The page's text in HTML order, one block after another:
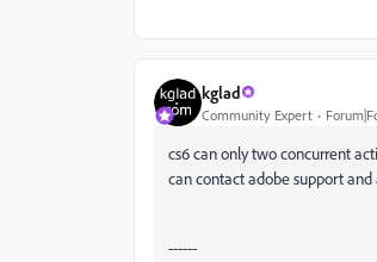
kglad
Community Expert
cs6 can only two concurrent
can contact adobe support
------